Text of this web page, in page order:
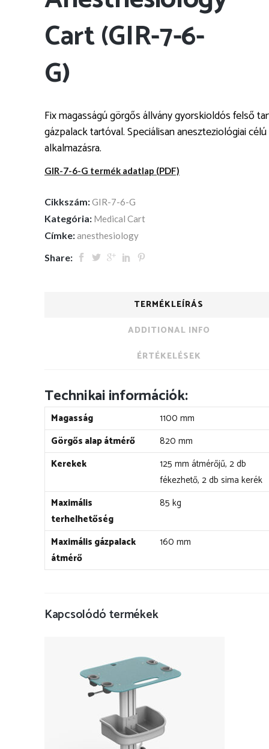
Cart (GIR-7-6-
G)
Fix magasságú görgős állvány gyorskioldós felső
gázpalack tartóval. Speciálisan aneszteziológiai célú
alkalmazásra.
GIR-7-6-G termék adatlap (PDF)
Cikkszám:GIR-7-6-G
Kategória: Medical Cart
Címke:anesthesiology
Share:
TERMÉKLEÍRÁS
ADDITIONAL INFO
ÉRTÉKELÉSEK
Technikai információk:
Magasság
1100 mm
Görgős alap átmérő
820 mm
Kerekek
125 mm átmérőjű, 2 db
fékezhető, 2 db sima kerék
Maximális
terhelhetőség
85 kg
Maximális gázpalack
átmérő
160 mm
Kapcsolódó termékek